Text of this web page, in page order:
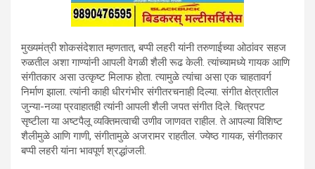
मुख्यमंत्री शोकसंदेशात म्हणतात, बप्पी लहरी यांनी तरुणाईच्या ओठांवर सहज
रुळतील अशा गाण्यांनी आपली वेगळी शैली रूढ केली. त्यांच्यामध्ये गायक आणि
संगीतकार असा उत्कृष्ट मिलाफ होता. त्यामुळे त्यांचा असा एक चाहतावर्ग
निर्माण झाला. त्यांनी काही धीरगंभीर संगीतरचनाही दिल्या. संगीत क्षेत्रातील
जुन्या-नव्या प्रवाहातही त्यांनी आपली शैली जपत संगीत दिले. चित्रपट
सृष्टीला या अष्टपैलू व्यक्तिमत्वाची उणीव जाणवत राहील. ते आपल्या विशिष्ट
शैलीमुळे आणि गाणी, संगीतामुळे अजरामर राहतील. ज्येष्ठ गायक, संगीतकार
बप्पी लहरी यांना भावपूर्ण श्रद्धांजली.